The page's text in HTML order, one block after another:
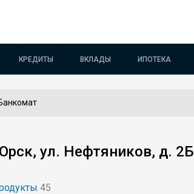
КРЕДИТЫ ВКЛАДЫ ИПОТЕКА
ул. Нефтяников, д. 2Б
45